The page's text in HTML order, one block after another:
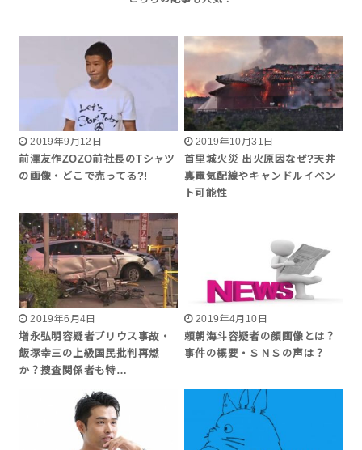
2019年9月12日
前澤友作ZOZO前社長のTシャツ
の画像・どこで売ってる?!
2019年10月31日
首里城火災 出火原因なぜ?天井
裏電気配線やキャンドルイベン
ト可能性
2019年6月4日
増永弘明容疑者プリウス事故・
飯塚幸三の上級国民批判再燃
か？捜査関係者も特…
2019年4月10日
頼朝海斗容疑者の顔画像とは？
事件の概要・ＳＮＳの声は？